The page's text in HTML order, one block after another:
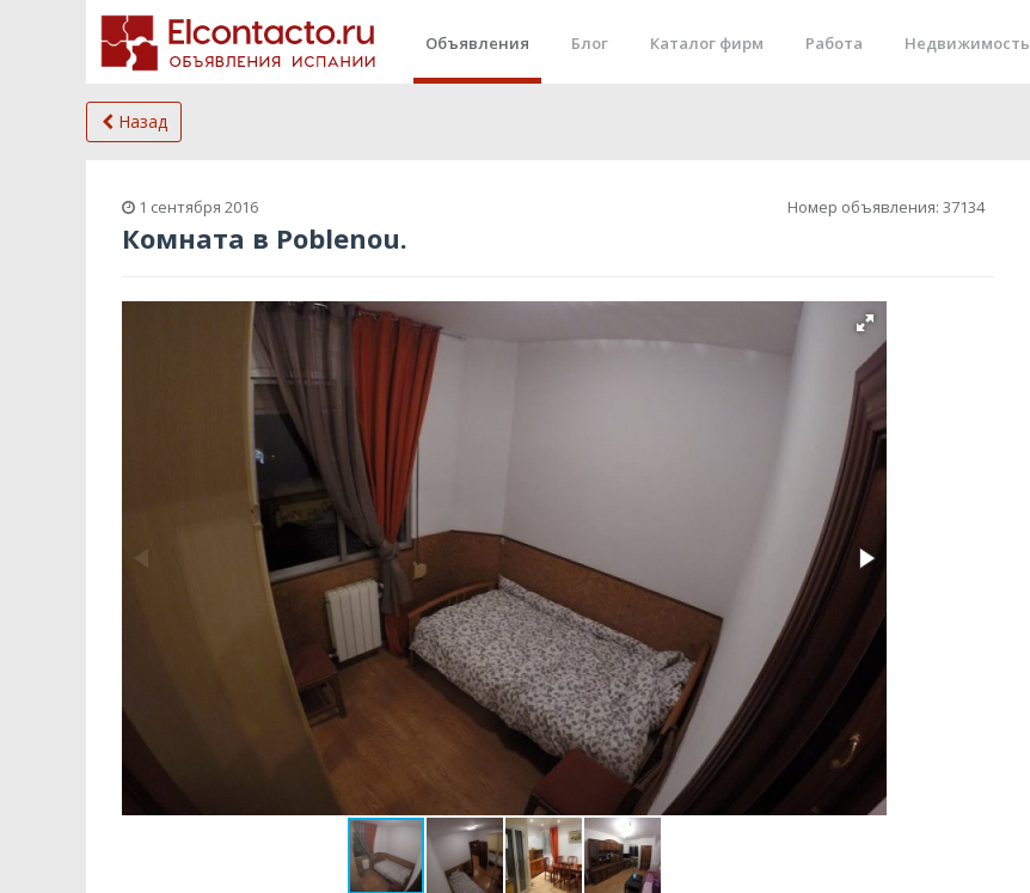
Объявления Блог Каталог фирм Работа Недвижимость
Назад
1 сентября 2016 Номер объявления: 37134
Комната в Poblenou.